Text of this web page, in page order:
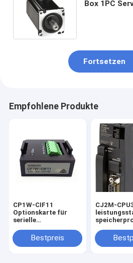
Box 1PC
Fortsetzen
Empfohlene Produkte
CP1W-CIF11
Optionskarte für
serielle
Bestpreis
CJ2M-